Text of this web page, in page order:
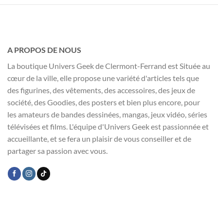
A PROPOS DE NOUS
La boutique Univers Geek de Clermont-Ferrand est Située au
cœur de la ville, elle propose une variété d'articles tels que
des figurines, des vêtements, des accessoires, des jeux de
société, des Goodies, des posters et bien plus encore, pour
les amateurs de bandes dessinées, mangas, jeux vidéo, séries
télévisées et films. L'équipe d'Univers Geek est passionnée et
accueillante, et se fera un plaisir de vous conseiller et de
partager sa passion avec vous.